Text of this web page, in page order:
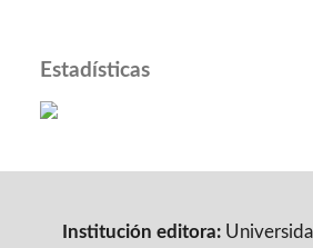
Estadísticas
Institución editora: